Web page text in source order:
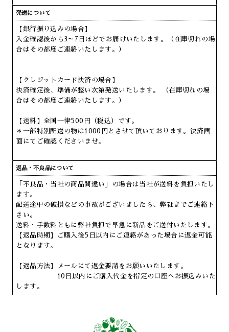
発送について
【銀行振り込みの場合】
入金確認後から3～7日ほどでお届けいたします。（在庫切れの場
合はその都度ご連絡いたします。）
【クレジットカード決済の場合】
決済確定後、準備が整い次第発送いたします。 （在庫切れの場
合はその都度ご連絡いたします。）
【送料】全国一律500円（税込）です。
＊一部特別配送の物は1000円とさせて頂いております。決済画
面にてご確認くださいませ。
返品・不良品について
「不良品・当社の商品間違い」の場合は当社が送料を負担いたし
ます。
配送途中の破損などの事故がございましたら、弊社までご連絡下
さい。
送料・手数料ともに弊社負担で早急に新品をご送付いたします。
【返品時期】ご購入後5日以内にご連絡があった場合に返金可能
となります。
【返品方法】メールにて返金要請をお願いいたします。
10日以内にご購入代金を指定の口座へお振込みいた
します。